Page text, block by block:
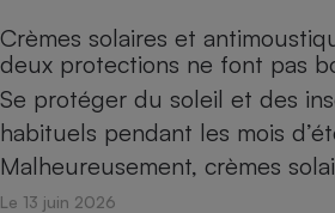
Crèmes solaires et
deux protections ne font pas
Se protéger du soleil et des
habituels pendant les mois
Malheureusement, crèmes
Le 13 juin 2026